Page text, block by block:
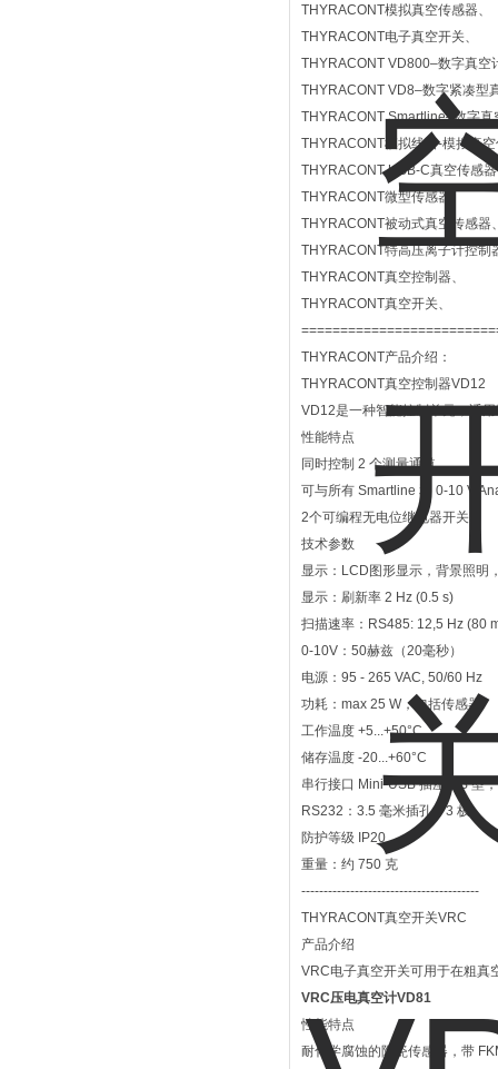
THYRACONT模拟真空传感器、
THYRACONT电子真空开关、
THYRACONT VD800–数字真空
THYRACONT VD8–数字紧凑型
THYRACONT Smartline–数字真
THYRACONT模拟线路-模拟真
THYRACONT USB-C真空传感
THYRACONT微型传感器、
THYRACONT被动式真空传感器
THYRACONT特高压离子计控制
THYRACONT真空控制器、
THYRACONT真空开关、
THYRACONT产品介绍：
THYRACONT真空控制器VD12
VD12是一种智能控制单元，适
性能特点
同时控制 2 个测量通道
可与所有 Smartline 和 0-10 V
2个可编程无电位继电器开关
技术参数
显示：LCD图形显示，背景照明
显示：刷新率 2 Hz (0.5 s)
扫描速率：RS485: 12,5 Hz (80
0-10V：50赫兹（20毫秒）
电源：95 - 265 VAC, 50/60 Hz
功耗：max 25 W，包括传感器
工作温度 +5...+50°C
储存温度 -20...+60°C
串行接口 Mini-USB 插座，B 型
RS232：3.5 毫米插孔，3 极
防护等级 IP20
重量：约 750 克
----------------------------------------
THYRACONT真空开关VRC
产品介绍
VRC电子真空开关可用于在粗真
VRC压电真空计VD81
性能特点
耐化学腐蚀的陶瓷传感器，带